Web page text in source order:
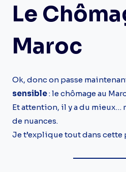
Le
Maroc
Ok, donc on passe
sensible: le chômage au
Et attention, il y a du mieux…
de nuances.
Je t’explique tout dans cette